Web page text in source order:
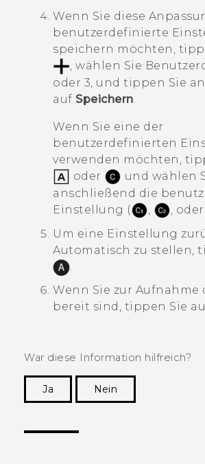
Wenn Sie diese
benutzerdefinierte
speichern möchten,
, wählen Sie
oder 3, und tippen Sie
auf Speichern.
Wenn Sie eine der
benutzerdefinierten
verwenden möchten,
oder
und wählen
anschließend die
Einstellung (
, , oder
Um eine Einstellung
Automatisch zu stellen,
.
Wenn Sie zur Aufnahme
bereit sind, tippen Sie
War diese Information hilfreich?
Ja
Nein